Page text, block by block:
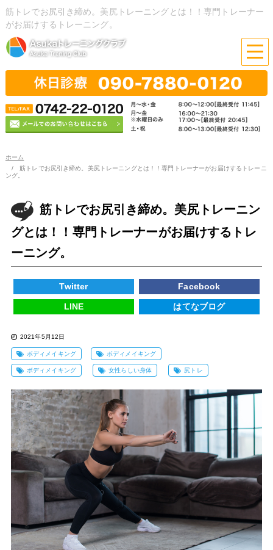
筋トレでお尻引き締め。美尻トレーニングとは！！専門トレーナー
がお届けするトレーニング。
ホーム
筋トレでお尻引き締め。美尻トレーニングとは！！専門トレーナーがお届けするトレーニ
ング。
筋トレでお尻引き締め。美尻トレーニン
グとは！！専門トレーナーがお届けするトレ
ーニング。
Twitter Facebook
LINE はてなブログ
2021年5月12日
ボディメイキング ボディメイキング
ボディメイキング 女性らしい身体 尻トレ